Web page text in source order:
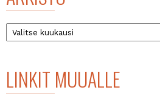
Arkisto
LINKIT MUUALLE